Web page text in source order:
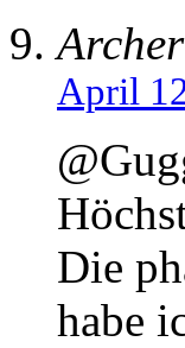
Archer
April
Die
habe